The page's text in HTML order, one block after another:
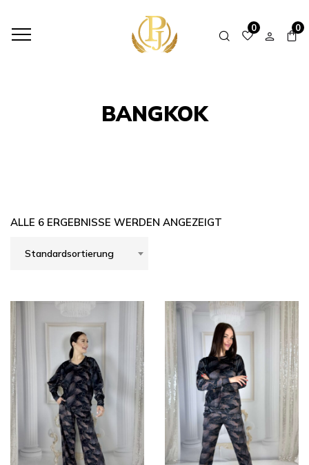
0 0
BANGKOK
ALLE 6 ERGEBNISSE WERDEN ANGEZEIGT
Standardsortierung